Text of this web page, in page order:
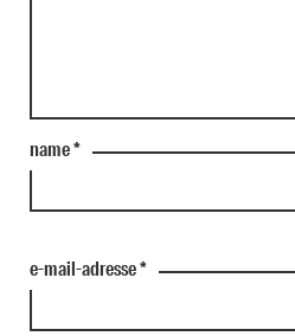
name*
e-mail-adresse*